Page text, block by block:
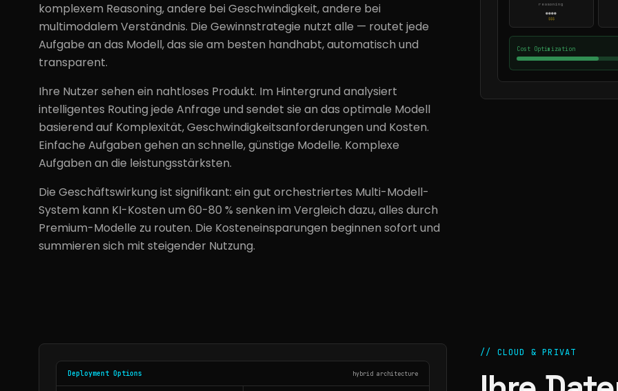
komplexem Reasoning, andere bei Geschwindigkeit, andere bei
multimodalem Verständnis. Die Gewinnstrategie nutzt alle — routet jede
Aufgabe an das Modell, das sie am besten handhabt, automatisch und
transparent.
Ihre Nutzer sehen ein nahtloses Produkt. Im Hintergrund analysiert
intelligentes Routing jede Anfrage und sendet sie an das optimale Modell
basierend auf Komplexität, Geschwindigkeitsanforderungen und Kosten.
Einfache Aufgaben gehen an schnelle, günstige Modelle. Komplexe
Aufgaben an die leistungsstärksten.
Die Geschäftswirkung ist signifikant: ein gut orchestriertes Multi-Modell-
System kann KI-Kosten um 60-80 % senken im Vergleich dazu, alles durch
Premium-Modelle zu routen. Die Kosteneinsparungen beginnen sofort und
summieren sich mit steigender Nutzung.
reasoning
●●●●
$$$
Cost Optimization
// CLOUD & PRIVAT
Deployment Options hybrid architecture